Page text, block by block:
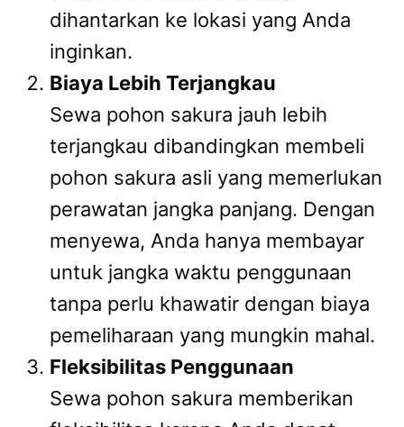
dihantarkan ke lokasi yang Anda
inginkan.
Biaya Lebih Terjangkau
Sewa pohon sakura jauh lebih
terjangkau dibandingkan membeli
pohon sakura asli yang memerlukan
perawatan jangka panjang. Dengan
menyewa, Anda hanya membayar
untuk jangka waktu penggunaan
tanpa perlu khawatir dengan biaya
pemeliharaan yang mungkin mahal.
Fleksibilitas Penggunaan
Sewa pohon sakura memberikan